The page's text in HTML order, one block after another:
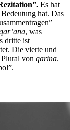
Es hat
hat. Das
qar’ana, was
dritte ist
Die vierte und
Plural von qarina.